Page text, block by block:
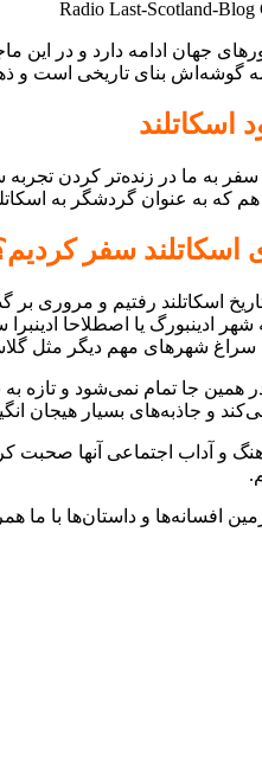
جهان ادامه دارد و در این
گوشه‌اش بنای تاریخی است و
اسکاتلند
که به عنوان گردشگر به
اسکاتلند سفر
اسکاتلند رفتیم و مروری
ادینبورگ یا اصطلاحا
شهرهای مهم دیگر مثل
در همین جا تمام نمی‌شود و
و جاذبه‌های بسیار هیجان
و آداب اجتماعی آنها
افسانه‌ها و داستان‌ها با ما